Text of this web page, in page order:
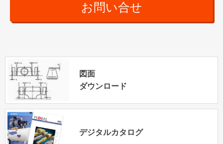
お問い合せ
図面
ダウンロード
デジタルカタログ